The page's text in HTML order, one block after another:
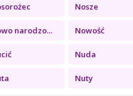
Nosze
narodzo... Nowość
Nuda
Nuty